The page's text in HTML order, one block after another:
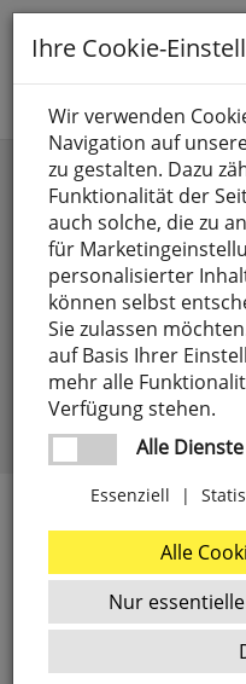
Toggle
Suche nach
Anmelden
angemeldet bleiben
Passwort vergessen?
Noch kein Kunde?Jetzt
Ihre Cookie-
Wir verwenden
Navigation auf
zu gestalten. Dazu
Funktionalität der
auch solche, die zu
für
personalisierter
können selbst
Sie zulassen
auf Basis Ihrer
mehr alle
Verfügung stehen.
Alle
Essenziell |
Alle
Nur